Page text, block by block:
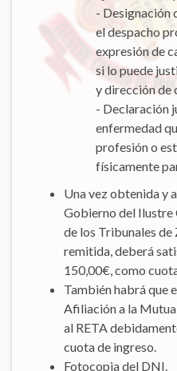
- Designación
el despacho
expresión de
si lo puede
y dirección de
- Declaración
enfermedad
profesión o
físicamente
Una vez obtenida y
Gobierno del Ilustre
de los Tribunales
remitida, deberá
150,00€, como
También habrá que
Afiliación a la
al RETA
cuota de ingreso.
Fotocopia del DNI.